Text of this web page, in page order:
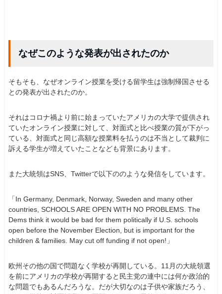
なぜこのような発表が出されたのか
そもそも、なぜオンライン授業を受ける留学生は強制帰国させる
との発表が出されたのか。
それはコロナ禍より前に始まっていたアメリカの大学で提供され
ていたオンライン授業に対して、対面式と比べ授業の質が下がっ
ている、対面式と同じ高額な授業料を払うのは不当として裁判に
訴える学生が増えていたことなども背景にあります。
また大統領はSNS、Twitterで以下ののような発信をしています。
「In Germany, Denmark, Norway, Sweden and many other
countries, SCHOOLS ARE OPEN WITH NO PROBLEMS. The
Dems think it would be bad for them politically if U.S. schools
open before the November Election, but is important for the
children & families. May cut off funding if not open!」
欧州その他の国で問題なく学校が再開している。11月の大統領選
を前にアメリカの学校が再開すると民主党の連中には何か政治的
な問題でもあるんだろうな。だが大切なのは子供や家族だろう、